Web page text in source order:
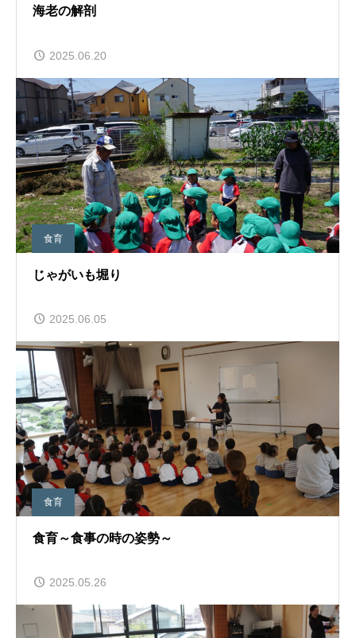
海老の解剖
2025.06.20
食育
じゃがいも堀り
2025.06.05
食育
食育～食事の時の姿勢～
2025.05.26